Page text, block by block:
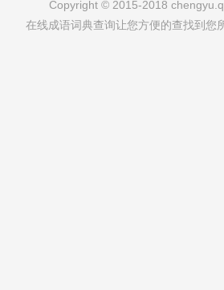
Copyright © 2015-2018
在线成语词典查询让您方便的查找到您